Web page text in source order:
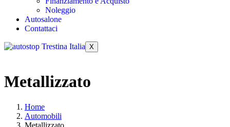
Noleggio
Autosalone
Contattaci
X
Metallizzato
Home
Automobili
Metallizzato